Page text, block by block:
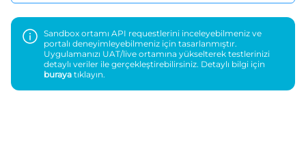
Sandbox ortamı API requestlerini inceleyebilmeniz ve
portalı deneyimleyebilmeniz için tasarlanmıştır.
Uygulamanızı UAT/live ortamına yükselterek testlerinizi
detaylı veriler ile gerçekleştirebilirsiniz. Detaylı bilgi için
buraya tıklayın.